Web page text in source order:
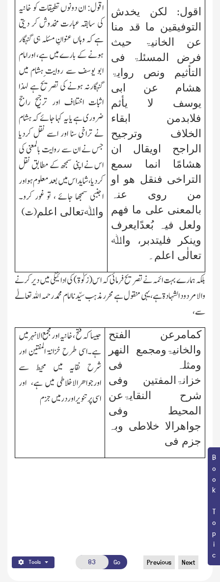
Book Topic
اقول: لکن یخدش
التوفیقین ما قد منا
عن الخانیۃ حیث
فرض المسئلۃ فی
التأثیم ونص روایۃ
ھشام عن ابی
یوسف لا یأثم
فلابدمن ابقاء
الخلاف وترجیح
الراجح اویقال ان
ھشامًا انما سمع
التراخی فنقل ھو او
من روی عنہ
بالمعنی علی ما فھم
ولعل فیہ بُعدًایعرف
وینکر فلیتدبر، واﷲ
تعالٰی اعلم۔
اقول: ان دونوں تطبیقات کو خانیہ
کی سابقہ عبارت مخدوش کر دیتی
ہے کہ وہاں عنوانِ مسئلہ ہی گنہگار
ہونے کے بارے میں ہے، اورامام
ابو یوسف سے روایت ِہشام میں
گنہگارنہ ہونے کی تصریح ہے لہذا
اثبات اختلاف اور ترجیح راجح
ضروری ہے یا یہ کہا جائے کہ ہشام
نے تراخی سنا اور اسے نقل کردیا
جس نے ان سے روایت بالمعنی کی
اس نے اپنی سمجھ کے مطابق نقل
کر دیا، شاید اس میں بعد معلوم ہو اور
اجنبی سمجھا جائے ، تو غور کرو۔
واﷲتعالی اعلم(ت)
بلکہ ہمارے بہت ائمہ نے تصریح فرمائی کہ اس(زکوٰۃ) کی ادائیگی میں دیر کرنے
والا مردود الشہادۃہے، یہی منقول ہے محرر مذہب سیّدناامام محمدرحمہ اﷲتعالےٰ
سے،
کمامرعن الفتح
والخانیۃومجمع النھر
ومثلہ فی
خزانۃالمفتین وفی
شرح النقایۃعن
المحیط وفی
جواھرالا خلاطی وبہ
جزم فی
جیسا کہ فتح ، خانیہ اور مجمع الانہر میں
ہے۔اسی طرح خزانۃ المفتین اور
شرح نقایہ میں محیط سے
اورجواھرالاخلاطی میں ہے، اور
اسی پرتنویر اوردر میں جزم
Tools Go Previous Next